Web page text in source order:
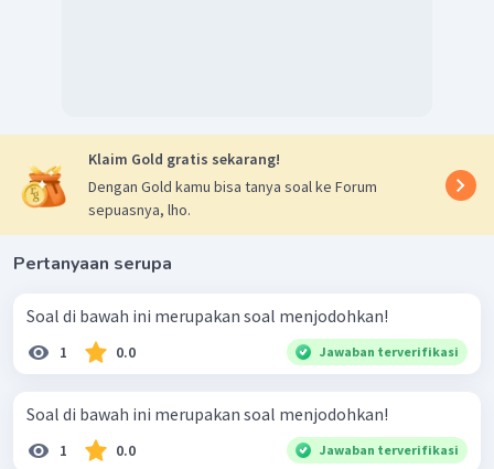
Klaim Gold gratis sekarang!
Dengan Gold kamu bisa tanya soal ke Forum
sepuasnya, lho.
Pertanyaan serupa
Soal di bawah ini merupakan soal menjodohkan!
1 0.0 Jawaban terverifikasi
Soal di bawah ini merupakan soal menjodohkan!
1 0.0 Jawaban terverifikasi